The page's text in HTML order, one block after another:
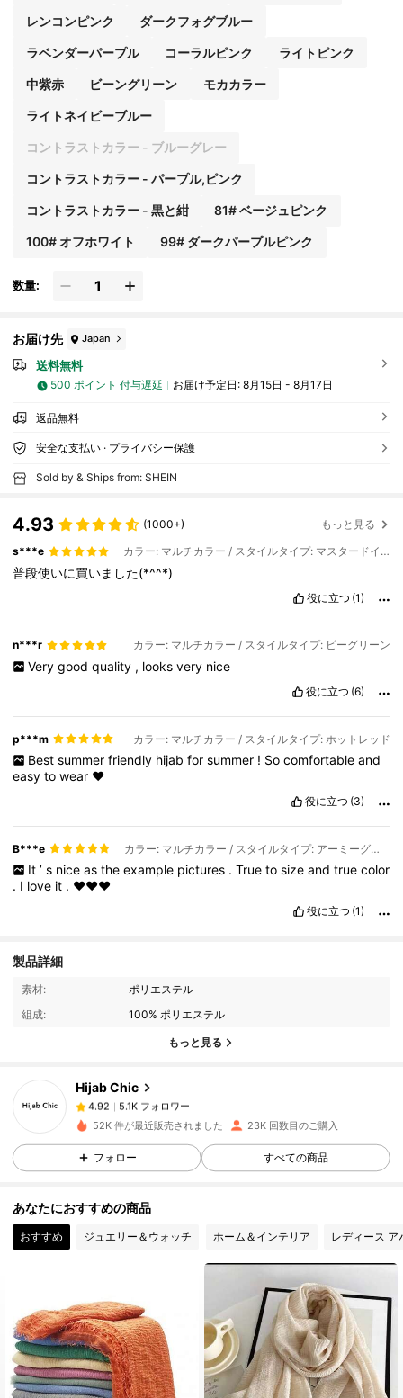
レンコンピンク ダークフォグブルー
ラベンダーパープル コーラルピンク ライトピンク
中紫赤 ビーングリーン モカカラー
ライトネイビーブルー
コントラストカラー - ブルーグレー
コントラストカラー - パープル,ピンク
コントラストカラー - 黒と紺 81# ベージュピンク
100# オフホワイト 99# ダークパープルピンク
数量:
お届け先 Japan
送料無料
500 ポイント 付与遅延 お届け予定日: 8月15日 - 8月17日
返品無料
安全な支払い · プライバシー保護
Sold by & Ships from: SHEIN
4.93 (1000+) もっと見る
s***e カラー: マルチカラー / スタイルタイプ: マスタードイエロー
普段使いに買いました(*^^*)
役に立つ (1)
n***r カラー: マルチカラー / スタイルタイプ: ピーグリーン
Very good quality , looks very nice
役に立つ (6)
p***m カラー: マルチカラー / スタイルタイプ: ホットレッド
Best summer friendly hijab for summer ! So comfortable and
easytowear ❤️
役に立つ (3)
B***e カラー: マルチカラー / スタイルタイプ: アーミーグリーン
It ’ s nice as the example pictures . True to size and true color
. I love it . ❤️❤️❤️
役に立つ (1)
製品詳細
素材:
ポリエステル
組成:
100% ポリエステル
もっと見る
Hijab Chic
4.92
5.1K フォロワー
t***k は1日前 に購入しました
4.92
4.92 5.1K フォロワー
4.92 5.1K フォロワー
4.92 5.1K フォロワー
52K 件が最近販売されました 23K 回数目のご購入
フォロー すべての商品
あなたにおすすめの商品
おすすめ ジュエリー＆ウォッチ ホーム＆インテリア レディース ア